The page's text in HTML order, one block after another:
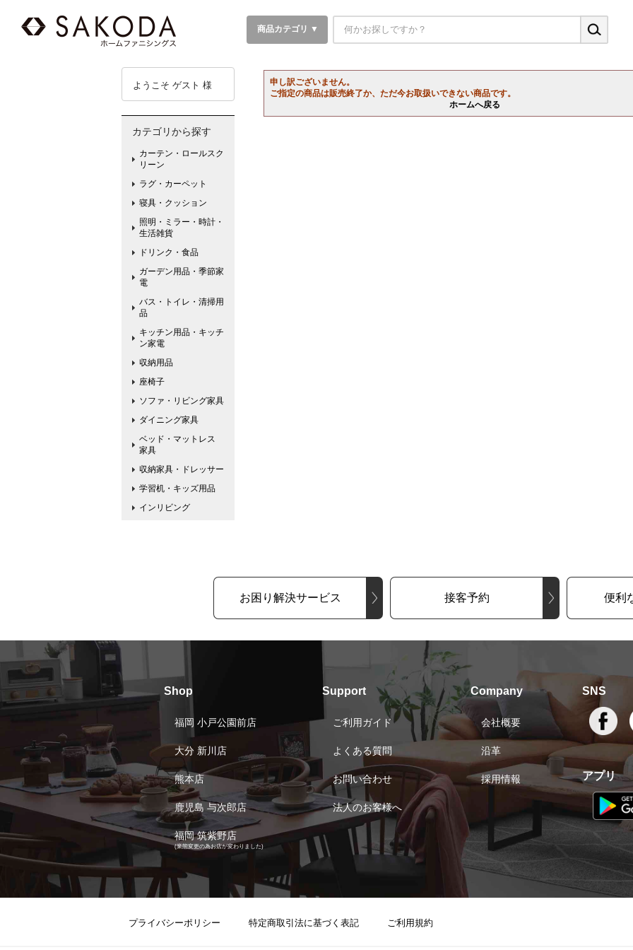
商品カテゴリ ▼
申し訳ございません。
ご指定の商品は販売終了か、ただ今お取扱いできない商品です。
ホームへ戻る
ようこそ ゲスト 様
カテゴリから探す
カーテン・ロールスク
リーン
ラグ・カーペット
寝具・クッション
照明・ミラー・時計・
生活雑貨
ドリンク・食品
ガーデン用品・季節家
電
バス・トイレ・清掃用
品
キッチン用品・キッチ
ン家電
収納用品
座椅子
ソファ・リビング家具
ダイニング家具
ベッド・マットレス
家具
収納家具・ドレッサー
学習机・キッズ用品
インリビング
お困り解決サービス 接客予約 便利
Shop
福岡 小戸公園前店
大分 新川店
熊本店
鹿児島 与次郎店
福岡 筑紫野店
(業態変更の為お店が変わりました)
Support
ご利用ガイド
よくある質問
お問い合わせ
法人のお客様へ
Company
会社概要
沿革
採用情報
SNS
アプリ
プライバシーポリシー 特定商取引法に基づく表記 ご利用規約